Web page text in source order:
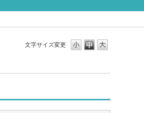
文字サイズ変更